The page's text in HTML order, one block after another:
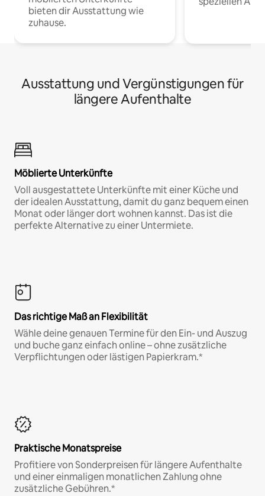
bieten dir Ausstattung wie
zuhause.
Ausstattung und Vergünstigungen für
längere Aufenthalte
Möblierte Unterkünfte
Voll ausgestattete Unterkünfte mit einer Küche und
der idealen Ausstattung, damit du ganz bequem einen
Monat oder länger dort wohnen kannst. Das ist die
perfekte Alternative zu einer Untermiete.
Das richtige Maß an Flexibilität
Wähle deine genauen Termine für den Ein- und Auszug
und buche ganz einfach online – ohne zusätzliche
Verpflichtungen oder lästigen Papierkram.*
Praktische Monatspreise
Profitiere von Sonderpreisen für längere Aufenthalte
und einer einmaligen monatlichen Zahlung ohne
zusätzliche Gebühren.*